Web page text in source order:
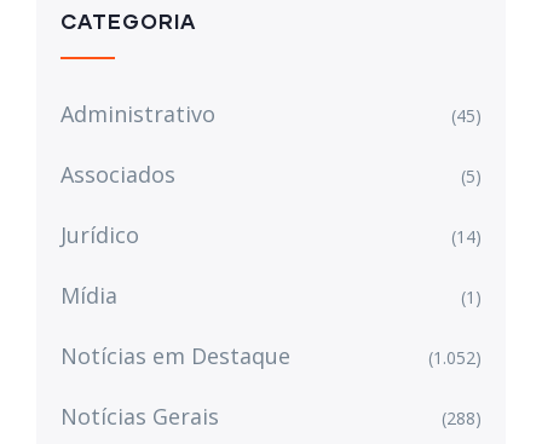
CATEGORIA
Administrativo (45)
Associados (5)
Jurídico (14)
Mídia (1)
Notícias em Destaque (1.052)
Notícias Gerais (288)